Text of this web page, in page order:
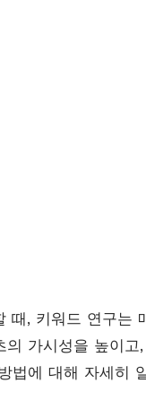
때, 키워드 연구
의 가시성을 높이
법에 대해 자세히